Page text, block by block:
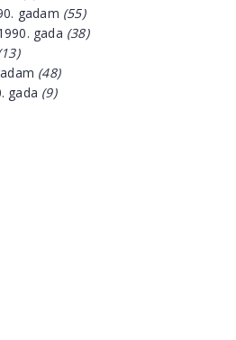
gadam (55)
gada (38)
(48)
gada (9)